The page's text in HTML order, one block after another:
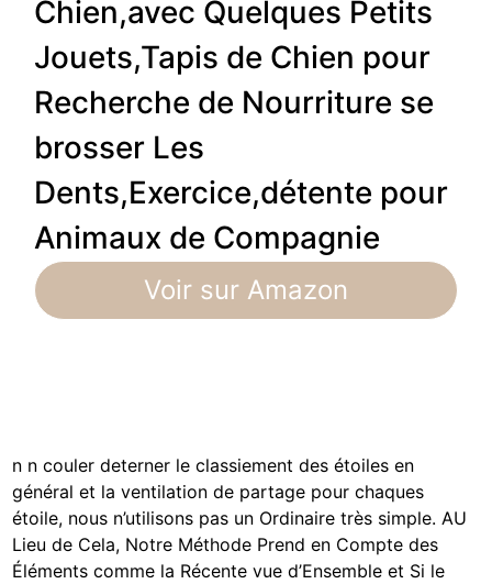
Chien,avec Quelques Petits
Jouets,Tapis de Chien pour
Recherche de Nourriture se
brosser Les
Dents,Exercice,détente pour
Animaux de Compagnie
Voir sur Amazon
n n couler deterner le classiement des étoiles en
général et la ventilation de partage pour chaques
étoile, nous n’utilisons pas un Ordinaire très simple. AU
Lieu de Cela, Notre Méthode Prend en Compte des
Éléments comme la Récente vue d’Ensemble et Si le